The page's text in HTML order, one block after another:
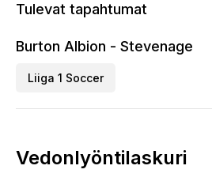
Tulevat tapahtumat
Burton Albion - Stevenage
Liiga 1 Soccer
Vedonlyöntilaskuri